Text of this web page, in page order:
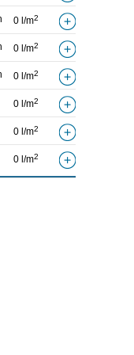
0 l/m2
0 l/m2
0 l/m2
0 l/m2
0 l/m2
0 l/m2